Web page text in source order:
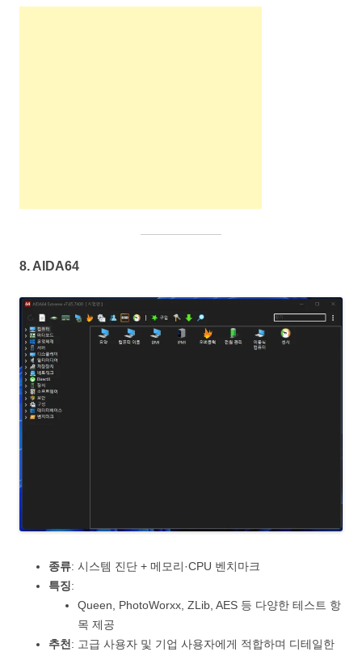
8. AIDA64
종류: 시스템 진단 + 메모리·CPU 벤치마크
특징:
Queen, PhotoWorxx, ZLib, AES 등 다양한 테스트 항
목 제공
추천: 고급 사용자 및 기업 사용자에게 적합하며 디테일한